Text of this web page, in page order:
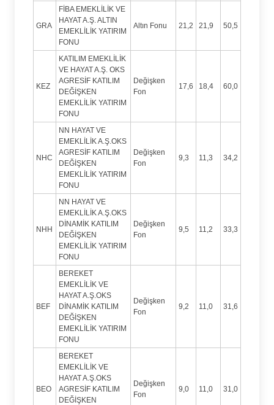
GRA
FİBA EMEKLİLİK VE
HAYAT A.Ş. ALTIN
EMEKLİLİK YATIRIM
FONU
Altın Fonu 21,2 21,9 50,5
KEZ
KATILIM EMEKLİLİK
VE HAYAT A.Ş. OKS
AGRESİF KATILIM
DEĞİŞKEN
EMEKLİLİK YATIRIM
FONU
Değişken
Fon
17,6 18,4 60,0
NHC
NN HAYAT VE
EMEKLİLİK A.Ş.OKS
AGRESİF KATILIM
DEĞİŞKEN
EMEKLİLİK YATIRIM
FONU
Değişken
Fon
9,3 11,3 34,2
NHH
NN HAYAT VE
EMEKLİLİK A.Ş.OKS
DİNAMİK KATILIM
DEĞİŞKEN
EMEKLİLİK YATIRIM
FONU
Değişken
Fon
9,5 11,2 33,3
BEF
BEREKET
EMEKLİLİK VE
HAYAT A.Ş.OKS
DİNAMİK KATILIM
DEĞİŞKEN
EMEKLİLİK YATIRIM
FONU
Değişken
Fon
9,2 11,0 31,6
BEO
BEREKET
EMEKLİLİK VE
HAYAT A.Ş.OKS
AGRESİF KATILIM
DEĞİŞKEN
Değişken
Fon
9,0 11,0 31,0